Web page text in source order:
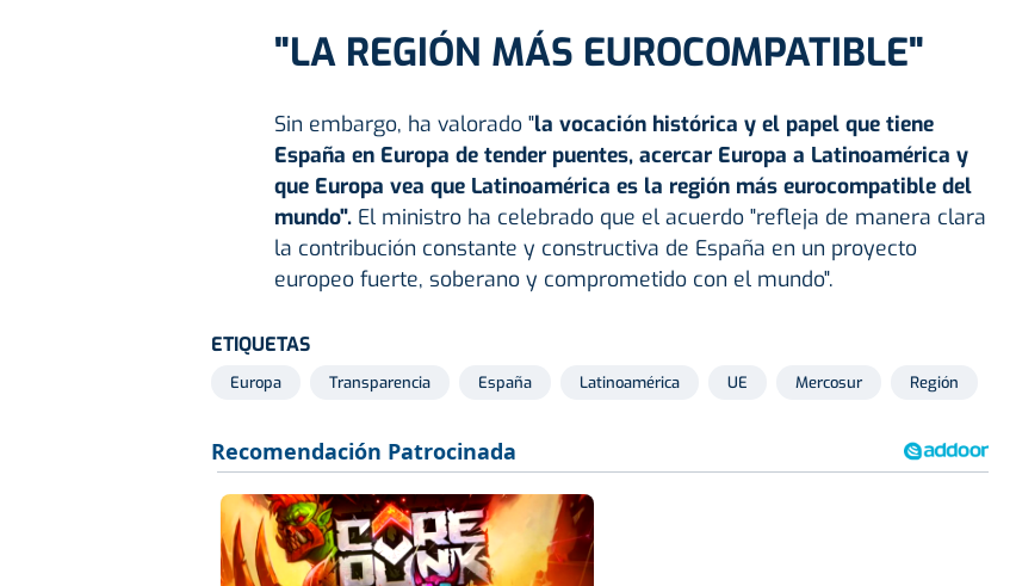
"LA REGIÓN MÁS EUROCOMPATIBLE"
Sin embargo, ha valorado "la vocación histórica y el papel que tiene
España en Europa de tender puentes, acercar Europa a Latinoamérica y
que Europa vea que Latinoamérica es la región más eurocompatible del
mundo". El ministro ha celebrado que el acuerdo "refleja de manera clara
la contribución constante y constructiva de España en un proyecto
europeo fuerte, soberano y comprometido con el mundo".
ETIQUETAS
Europa Transparencia España Latinoamérica UE Mercosur Región